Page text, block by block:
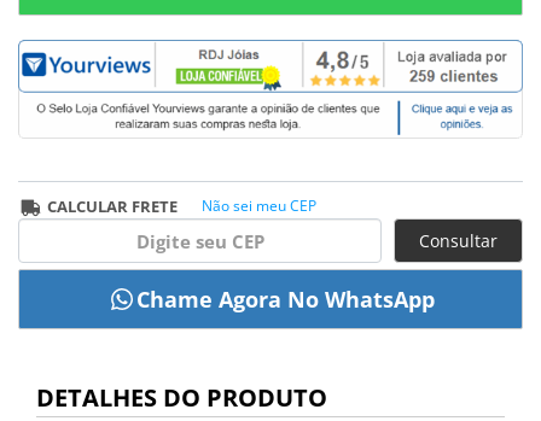
CALCULAR FRETE Não sei meu CEP
Consultar
DETALHES DO PRODUTO